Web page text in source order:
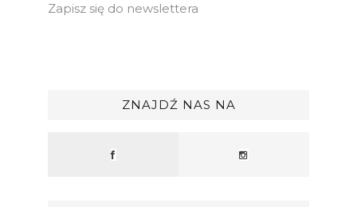
Zapisz się do newslettera
ZNAJDŹ NAS NA